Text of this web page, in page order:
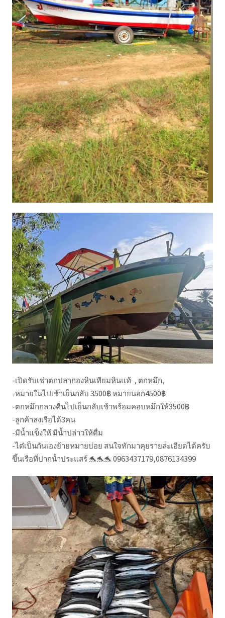
-เปิดรับเช่าตกปลากองหินเทียมหินแท้ , ตกหมึก,
-หมายในไปเช้าเย็นกลับ 3500฿ หมายนอก4500฿
-ตกหมึกกลางคืนไปเย็นกลับเช้าพร้อมคอบหมึกให้3500฿
-ลูกค้าลงเรือได้3คน
-มีน้ำแข็งให้ มีน้ำปล่าวให้ดื่ม
-ไต๋เป็นกันเองย้ายหมายบ่อย สนใจทักมาคุยรายล่ะเอียดได้ครับ
ขึ้นเรือที่ปากน้ำประแสร์ 🐬🐬🐬 0963437179,0876134399